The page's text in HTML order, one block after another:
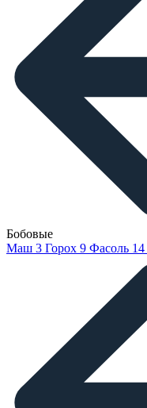
Бобовые
Маш 3 Горох 9 Фасоль 14